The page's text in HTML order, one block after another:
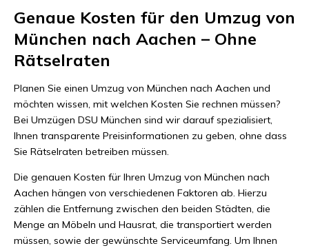
Genaue Kosten für den Umzug von
München nach Aachen – Ohne
Rätselraten
Planen Sie einen Umzug von München nach Aachen und
möchten wissen, mit welchen Kosten Sie rechnen müssen?
Bei Umzügen DSU München sind wir darauf spezialisiert,
Ihnen transparente Preisinformationen zu geben, ohne dass
Sie Rätselraten betreiben müssen.
Die genauen Kosten für Ihren Umzug von München nach
Aachen hängen von verschiedenen Faktoren ab. Hierzu
zählen die Entfernung zwischen den beiden Städten, die
Menge an Möbeln und Hausrat, die transportiert werden
müssen, sowie der gewünschte Serviceumfang. Um Ihnen